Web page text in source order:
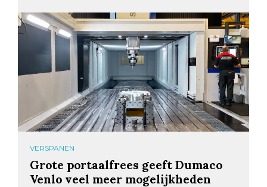
VERSPANEN
Grote portaalfrees geeft Dumaco
Venlo veel meer mogelijkheden